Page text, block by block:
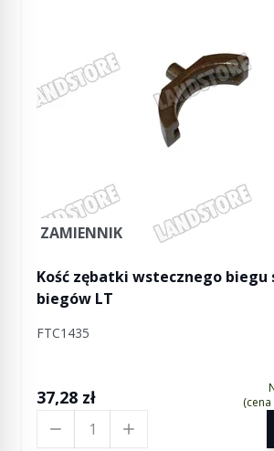
ZAMIENNIK
Kość zębatki wstecznego biegu
biegów LT
FTC1435
37,28 zł